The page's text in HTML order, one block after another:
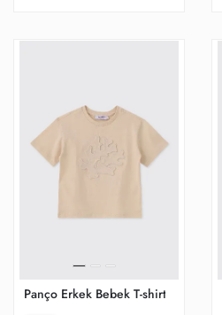
Panço Erkek Bebek T-shirt